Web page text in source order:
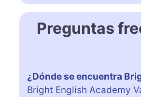
Preguntas
¿Dónde se encuentra
Bright English Academy